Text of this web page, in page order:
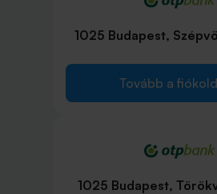
1025 Budapest,
Tovább a
1025 Budapest,